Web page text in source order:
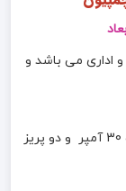
اداری می باشد و
خروجی ها شامل یک خروجی قفل کننده 220 ولت 30 آمپر و دو پریز